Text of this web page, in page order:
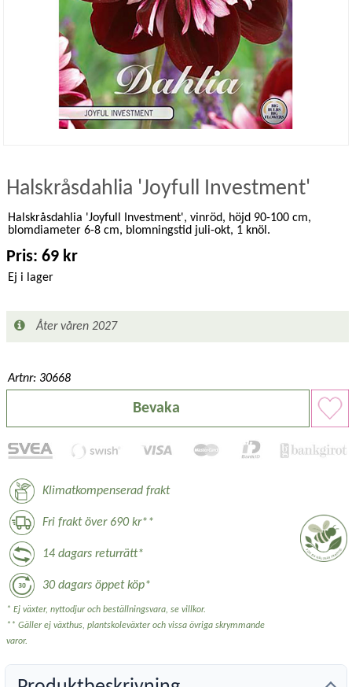
Halskråsdahlia 'Joyfull Investment'
Halskråsdahlia 'Joyfull Investment', vinröd, höjd 90-100 cm,
blomdiameter 6-8 cm, blomningstid juli-okt, 1 knöl.
Pris: 69 kr
Ej i lager
Åter våren 2027
Artnr: 30668
Bevaka
Klimatkompenserad frakt
Fri frakt över 690 kr**
14 dagars returrätt*
30 dagars öppet köp*
* Ej växter, nyttodjur och beställningsvara, se villkor.
** Gäller ej växthus, plantskoleväxter och vissa övriga skrymmande
varor.